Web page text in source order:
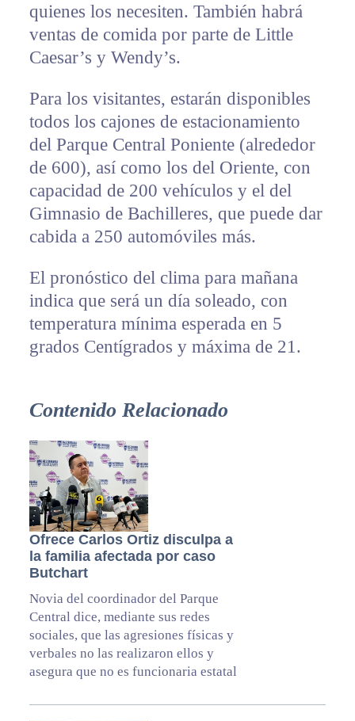
quienes los necesiten. También habrá
ventas de comida por parte de Little
Caesar’s y Wendy’s.
Para los visitantes, estarán disponibles
todos los cajones de estacionamiento
del Parque Central Poniente (alrededor
de 600), así como los del Oriente, con
capacidad de 200 vehículos y el del
Gimnasio de Bachilleres, que puede dar
cabida a 250 automóviles más.
El pronóstico del clima para mañana
indica que será un día soleado, con
temperatura mínima esperada en 5
grados Centígrados y máxima de 21.
Contenido Relacionado
Ofrece Carlos Ortiz disculpa a
la familia afectada por caso
Butchart
Novia del coordinador del Parque
Central dice, mediante sus redes
sociales, que las agresiones físicas y
verbales no las realizaron ellos y
asegura que no es funcionaria estatal